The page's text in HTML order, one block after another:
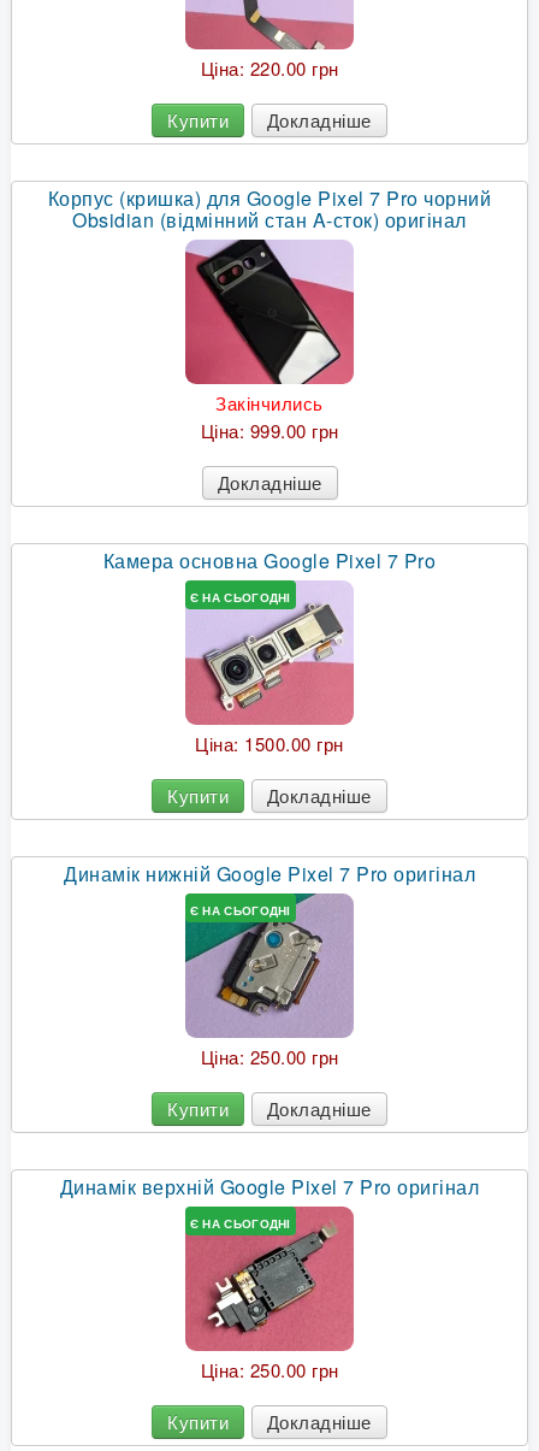
Ціна: 220.00 грн
Купити Докладніше
Корпус (кришка) для Google Pixel 7 Pro чорний
Obsidian (відмінний стан A-сток) оригінал
Закінчились
Ціна: 999.00 грн
Докладніше
Камера основна Google Pixel 7 Pro
Є НА СЬОГОДНІ
Ціна: 1500.00 грн
Купити Докладніше
Динамік нижній Google Pixel 7 Pro оригінал
Є НА СЬОГОДНІ
Ціна: 250.00 грн
Купити Докладніше
Динамік верхній Google Pixel 7 Pro оригінал
Є НА СЬОГОДНІ
Ціна: 250.00 грн
Купити Докладніше